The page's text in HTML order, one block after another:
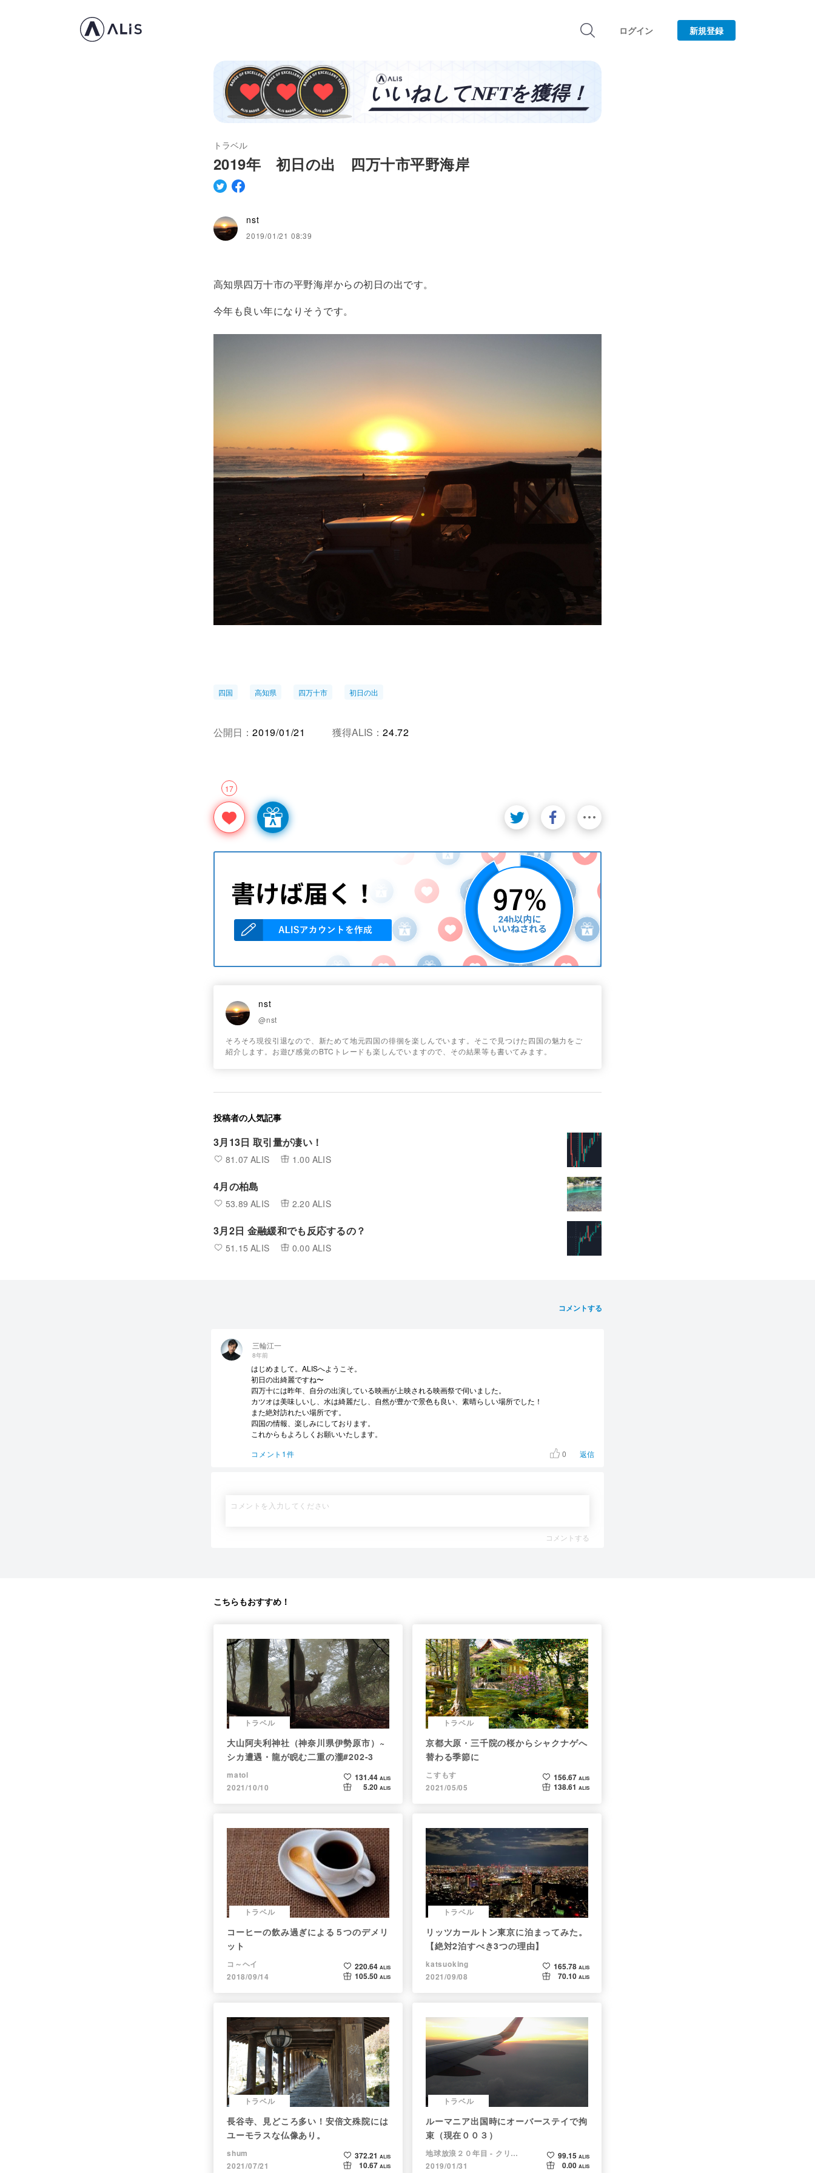
ログイン 新規登録
トラベル
2019年 初日の出 四万十市平野海岸
nst
2019/01/21 08:39
高知県四万十市の平野海岸からの初日の出です。
今年も良い年になりそうです。
四国 高知県 四万十市 初日の出
17
公開日： 2019/01/21 獲得ALIS： 24.72
nst
@nst
そろそろ現役引退なので、新ためて地元四国の徘徊を楽しんでいます。そこで見つけた四国の魅力をご
紹介します。お遊び感覚のBTCトレードも楽しんでいますので、その結果等も書いてみます。
投稿者の人気記事
3月13日 取引量が凄い！
81.07 ALIS 1.00 ALIS
4月の柏島
53.89 ALIS 2.20 ALIS
3月2日 金融緩和でも反応するの？
51.15 ALIS 0.00 ALIS
コメントする
三輪江一
8年前
はじめまして。ALISへようこそ。
初日の出綺麗ですね〜
四万十には昨年、自分の出演している映画が上映される映画祭で伺いました。
カツオは美味しいし、水は綺麗だし、自然が豊かで景色も良い、素晴らしい場所でした！
また絶対訪れたい場所です。
四国の情報、楽しみにしております。
これからもよろしくお願いいたします。
コメント1件
0 返信
コメントする
こちらもおすすめ！
トラベル
大山阿夫利神社（神奈川県伊勢原市）~
シカ遭遇・龍が睨む二重の瀧#202-3
matol
2021/10/10
131.44 ALIS
5.20 ALIS
トラベル
京都大原・三千院の桜からシャクナゲへ
替わる季節に
こすもす
2021/05/05
156.67 ALIS
138.61 ALIS
トラベル
コーヒーの飲み過ぎによる５つのデメリ
ット
コ～ヘイ
2018/09/14
220.64 ALIS
105.50 ALIS
トラベル
リッツカールトン東京に泊まってみた。
【絶対2泊すべき3つの理由】
katsuoking
2021/09/08
165.78 ALIS
70.10 ALIS
トラベル
長谷寺、見どころ多い！安倍文殊院には
ユーモラスな仏像あり。
shum
2021/07/21
372.21 ALIS
10.67 ALIS
トラベル
ルーマニア出国時にオーバーステイで拘
束（現在００３）
地球放浪２０年目 - クリプトラベラー
2019/01/31
99.15 ALIS
0.00 ALIS